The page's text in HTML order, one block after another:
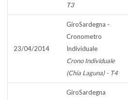
T3
23/04/2014
GiroSardegna -
Cronometro
Individuale
Crono Individuale
(Chia Laguna) - T4
GiroSardegna